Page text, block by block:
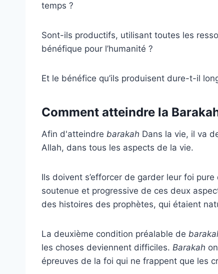
temps ?
Sont-ils productifs, utilisant toutes les
bénéfique pour l’humanité ?
Et le bénéfice qu’ils produisent dure-t-il
Comment atteindre la
Afin d'atteindre barakah Dans la vie, il va
Allah, dans tous les aspects de la vie.
Ils doivent s’efforcer de garder leur foi
soutenue et progressive de ces deux
des histoires des prophètes, qui étaient
La deuxième condition préalable de
les choses deviennent difficiles. Barakah
épreuves de la foi qui ne frappent que les